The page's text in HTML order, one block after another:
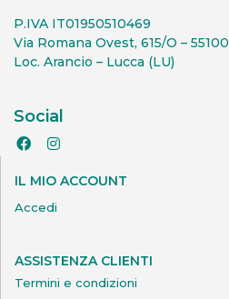
P.IVA IT01950510469
Via Romana Ovest, 615/O – 55100
Loc. Arancio – Lucca (LU)
Social
IL MIO ACCOUNT
Accedi
ASSISTENZA CLIENTI
Termini e condizioni